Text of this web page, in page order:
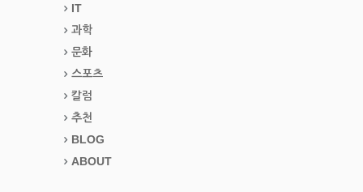
IT
과학
문화
스포츠
칼럼
추천
BLOG
ABOUT